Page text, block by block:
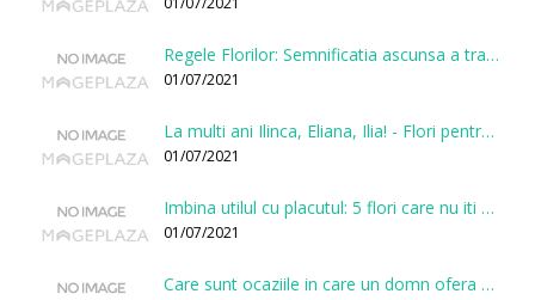
Regele Florilor: Semnificatia ascunsa a trandafirului
01/07/2021
La multi ani Ilinca, Eliana, Ilia! - Flori pentru doamnele sarbatorite de Sfantul Ilie
01/07/2021
Imbina utilul cu placutul: 5 flori care nu iti vor face gaura in buget
01/07/2021
Care sunt ocaziile in care un domn ofera flori?